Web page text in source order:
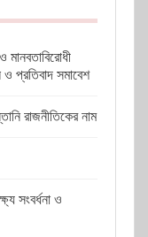
ও প্রতিবাদ সমাবেশ
রাজনীতিকের নাম
সংবর্ধনা ও